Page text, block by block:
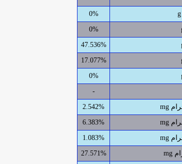
0%
0%
47.536%
17.077%
0%
-
2.542%
6.383%
1.083%
27.571%